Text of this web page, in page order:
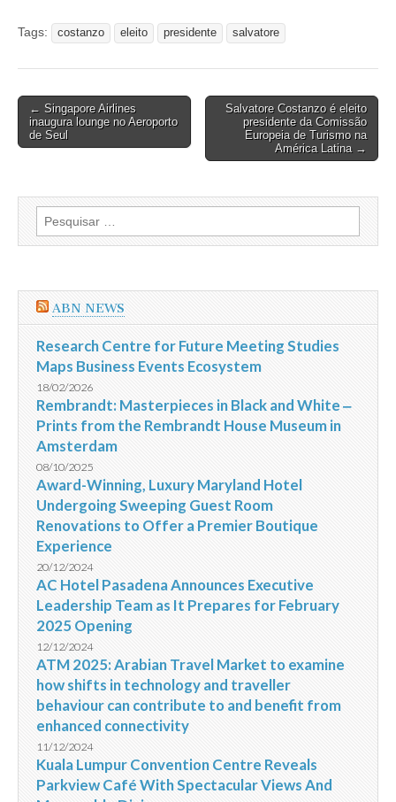
Tags: costanzo eleito presidente salvatore
Post
navigation
← Singapore Airlines
inaugura lounge no Aeroporto
de Seul
Salvatore Costanzo é eleito
presidente da Comissão
Europeia de Turismo na
América Latina →
Pesquisar
por:
ABN NEWS
Research Centre for Future Meeting Studies
Maps Business Events Ecosystem
18/02/2026
Rembrandt: Masterpieces in Black and White ‒
Prints from the Rembrandt House Museum in
Amsterdam
08/10/2025
Award-Winning, Luxury Maryland Hotel
Undergoing Sweeping Guest Room
Renovations to Offer a Premier Boutique
Experience
20/12/2024
AC Hotel Pasadena Announces Executive
Leadership Team as It Prepares for February
2025 Opening
12/12/2024
ATM 2025: Arabian Travel Market to examine
how shifts in technology and traveller
behaviour can contribute to and benefit from
enhanced connectivity
11/12/2024
Kuala Lumpur Convention Centre Reveals
Parkview Café With Spectacular Views And